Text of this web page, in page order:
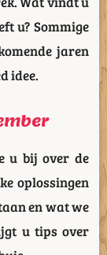
u? Sommige
jaren
idee.
u bij over de
oplossingen
en wat we
u tips over